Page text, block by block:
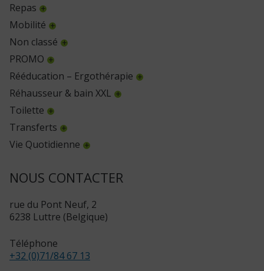
Repas
Mobilité
Non classé
PROMO
Rééducation – Ergothérapie
Réhausseur & bain XXL
Toilette
Transferts
Vie Quotidienne
NOUS CONTACTER
rue du Pont Neuf, 2
6238 Luttre (Belgique)
Téléphone
+32 (0)71/84 67 13